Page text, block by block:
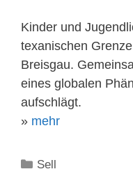
Kinder und
texanischen
Breisgau.
eines globalen
aufschlägt.
» mehr
Kategorien
Sell